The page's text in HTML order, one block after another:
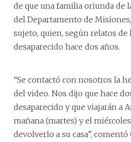
de que una familia oriunda de
del Departamento de
sujeto, quien, según relatos de
desaparecido hace dos años.
“Se contactó con nosotros la
del video. Nos dijo que hace
desaparecido y que viajarán a
mañana (martes) y el
devolverlo a su casa”,